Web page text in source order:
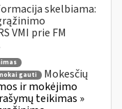
skelbiama:
VMI prie FM
gauti
Mokesčių
ir mokėjimo
teikimas »